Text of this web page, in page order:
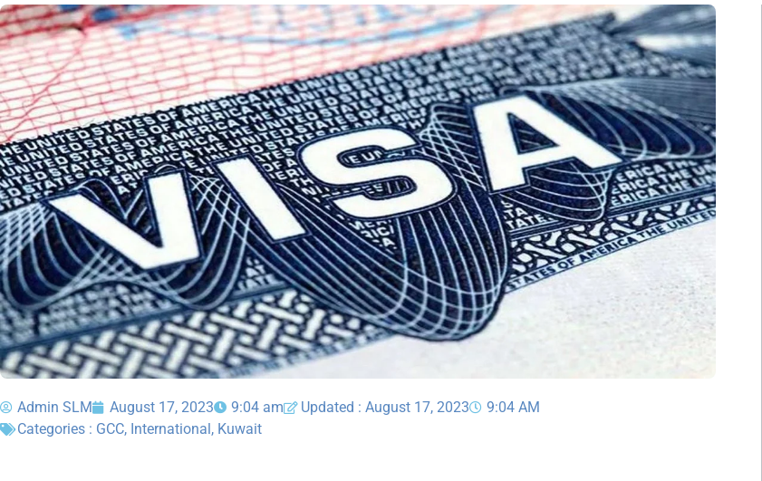
Admin SLM August 17, 2023 9:04 am Updated : August 17, 2023
9:04 AM
Categories : GCC, International, Kuwait